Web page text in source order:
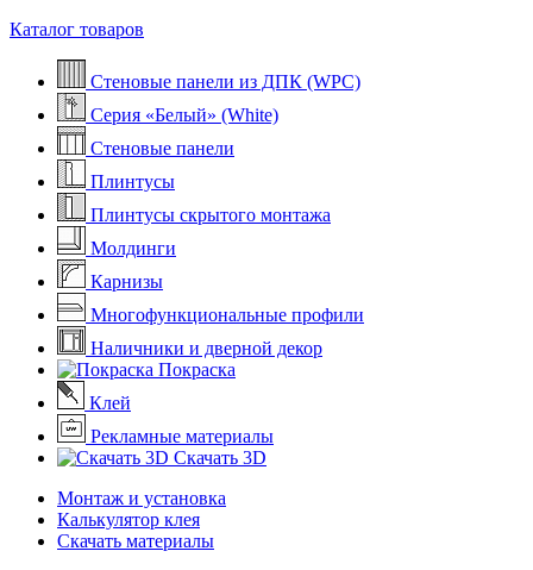
Каталог товаров
Стеновые панели из ДПК (WPC)
Серия «Белый» (White)
Стеновые панели
Плинтусы
Плинтусы скрытого монтажа
Молдинги
Карнизы
Многофункциональные профили
Наличники и дверной декор
Покраска
Клей
Рекламные материалы
Скачать 3D
Монтаж и установка
Калькулятор клея
Скачать материалы